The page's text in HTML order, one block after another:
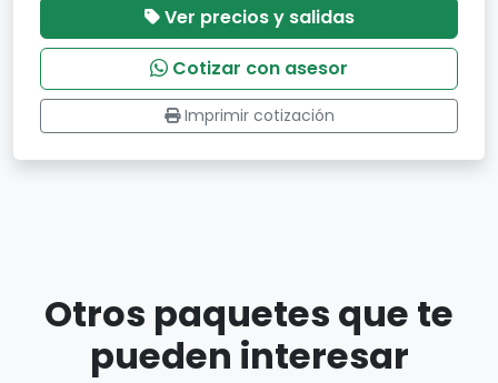
Ver precios y salidas
Cotizar con asesor
Imprimir cotización
Otros paquetes que te
pueden interesar